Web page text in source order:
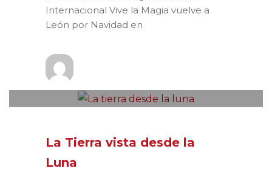
Internacional Vive la Magia vuelve a
León por Navidad en
La Tierra vista desde la
Luna